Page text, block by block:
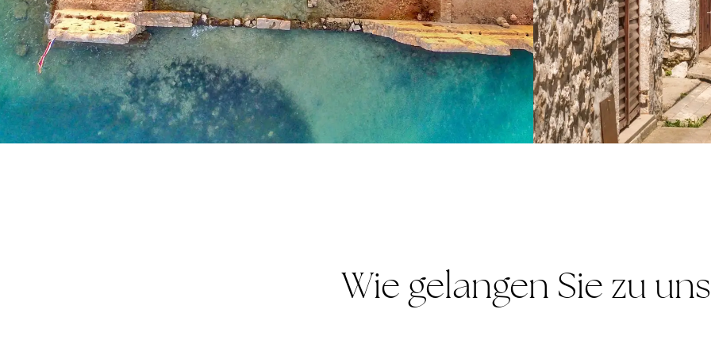
Wie gelangen Sie zu